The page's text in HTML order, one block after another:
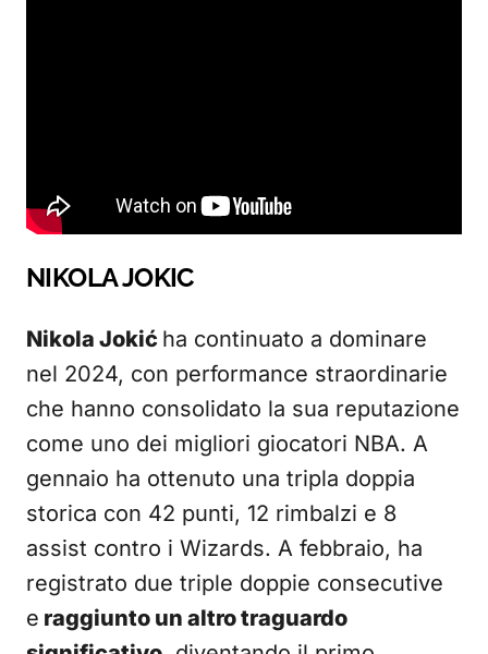
NIKOLA JOKIC
Nikola Jokić ha continuato a dominare
nel 2024, con performance straordinarie
che hanno consolidato la sua reputazione
come uno dei migliori giocatori NBA. A
gennaio ha ottenuto una tripla doppia
storica con 42 punti, 12 rimbalzi e 8
assist contro i Wizards. A febbraio, ha
registrato due triple doppie consecutive
e raggiunto un altro traguardo